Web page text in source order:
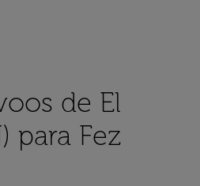
de El
para Fez